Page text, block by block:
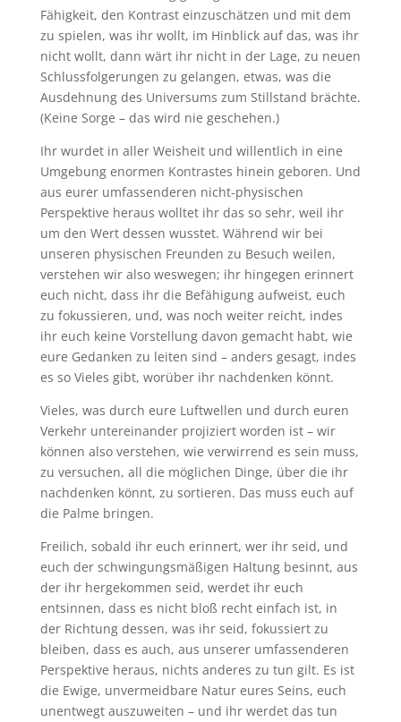
Fähigkeit, den Kontrast einzuschätzen und mit dem
zu spielen, was ihr wollt, im Hinblick auf das, was ihr
nicht wollt, dann wärt ihr nicht in der Lage, zu neuen
Schlussfolgerungen zu gelangen, etwas, was die
Ausdehnung des Universums zum Stillstand brächte.
(Keine Sorge – das wird nie geschehen.)
Ihr wurdet in aller Weisheit und willentlich in eine
Umgebung enormen Kontrastes hinein geboren. Und
aus eurer umfassenderen nicht-physischen
Perspektive heraus wolltet ihr das so sehr, weil ihr
um den Wert dessen wusstet. Während wir bei
unseren physischen Freunden zu Besuch weilen,
verstehen wir also weswegen; ihr hingegen erinnert
euch nicht, dass ihr die Befähigung aufweist, euch
zu fokussieren, und, was noch weiter reicht, indes
ihr euch keine Vorstellung davon gemacht habt, wie
eure Gedanken zu leiten sind – anders gesagt, indes
es so Vieles gibt, worüber ihr nachdenken könnt.
Vieles, was durch eure Luftwellen und durch euren
Verkehr untereinander projiziert worden ist – wir
können also verstehen, wie verwirrend es sein muss,
zu versuchen, all die möglichen Dinge, über die ihr
nachdenken könnt, zu sortieren. Das muss euch auf
die Palme bringen.
Freilich, sobald ihr euch erinnert, wer ihr seid, und
euch der schwingungsmäßigen Haltung besinnt, aus
der ihr hergekommen seid, werdet ihr euch
entsinnen, dass es nicht bloß recht einfach ist, in
der Richtung dessen, was ihr seid, fokussiert zu
bleiben, dass es auch, aus unserer umfassenderen
Perspektive heraus, nichts anderes zu tun gilt. Es ist
die Ewige, unvermeidbare Natur eures Seins, euch
unentwegt auszuweiten – und ihr werdet das tun